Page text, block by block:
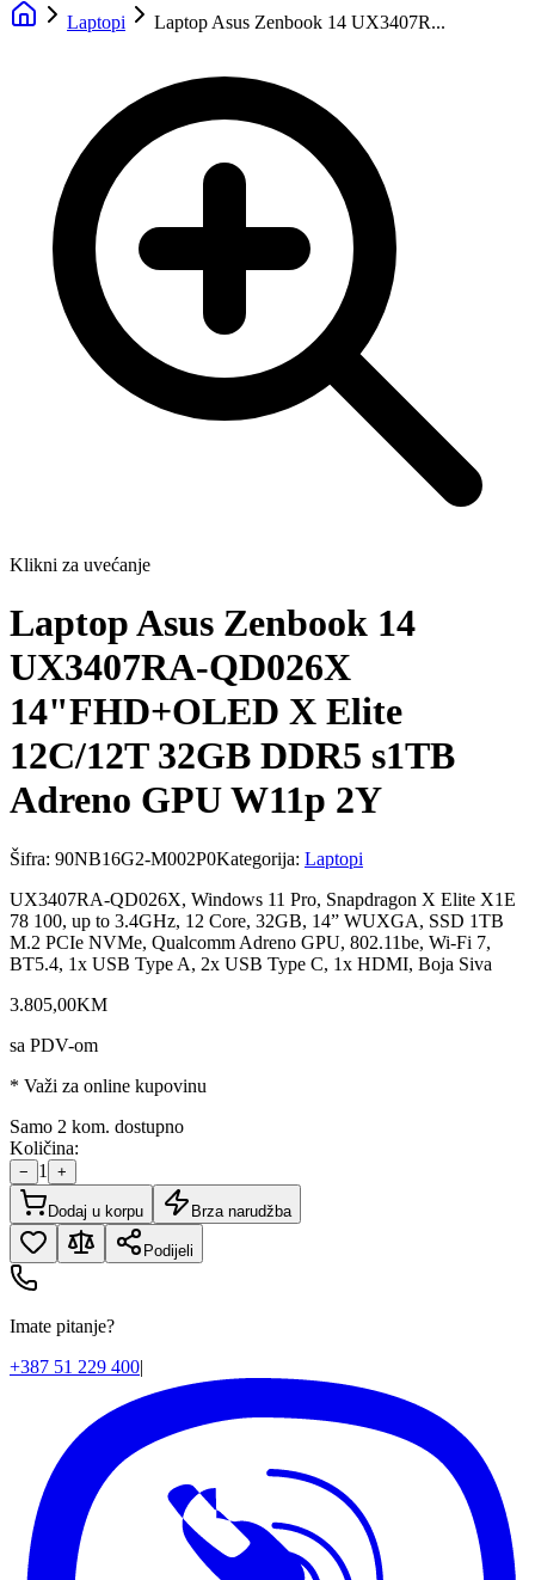
Laptopi
Laptop Asus Zenbook 14 UX3407R...
Klikni za uvećanje
Laptop Asus Zenbook 14
UX3407RA-QD026X
14"FHD+OLED X Elite
12C/12T 32GB DDR5 s1TB
Adreno GPU W11p 2Y
Šifra: 90NB16G2-M002P0Kategorija: Laptopi
UX3407RA-QD026X, Windows 11 Pro, Snapdragon X Elite X1E
78 100, up to 3.4GHz, 12 Core, 32GB, 14” WUXGA, SSD 1TB
M.2 PCIe NVMe, Qualcomm Adreno GPU, 802.11be, Wi-Fi 7,
BT5.4, 1x USB Type A, 2x USB Type C, 1x HDMI, Boja Siva
3.805,00KM
sa PDV-om
* Važi za online kupovinu
Samo 2 kom. dostupno
Količina:
− 1 +
Dodaj u korpu Brza narudžba
Podijeli
Imate pitanje?
+387 51 229 400|